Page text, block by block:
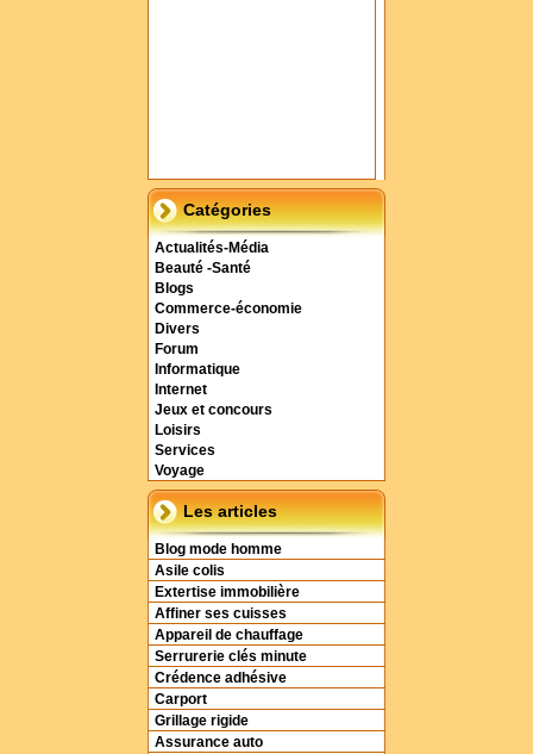
Catégories
Actualités-Média
Beauté -Santé
Blogs
Commerce-économie
Divers
Forum
Informatique
Internet
Jeux et concours
Loisirs
Services
Voyage
Les articles
Blog mode homme
Asile colis
Extertise immobilière
Affiner ses cuisses
Appareil de chauffage
Serrurerie clés minute
Crédence adhésive
Carport
Grillage rigide
Assurance auto